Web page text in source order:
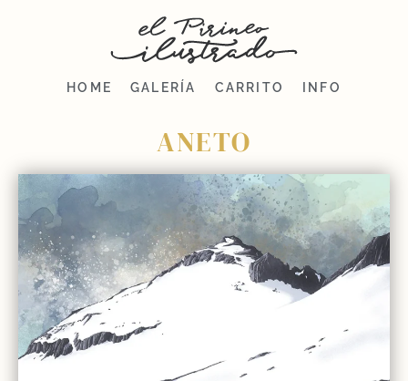
HOME GALERÍA CARRITO INFO
ANETO